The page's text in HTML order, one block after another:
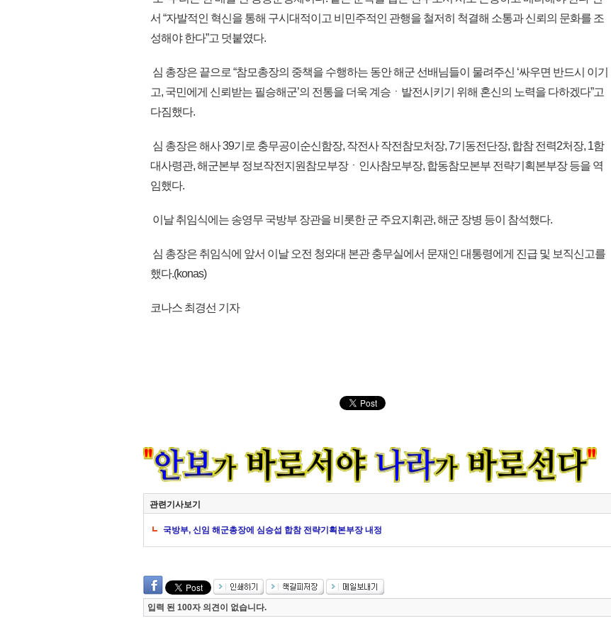
서 “자발적인 혁신을 통해 구시대적이고 비민주적인 관행을 철저히 척결해 소통과 신뢰의 문화를 조
성해야 한다”고 덧붙였다.
심 총장은 끝으로 “참모총장의 중책을 수행하는 동안 해군 선배님들이 물려주신 ‘싸우면 반드시 이기
고, 국민에게 신뢰받는 필승해군’의 전통을 더욱 계승ㆍ발전시키기 위해 혼신의 노력을 다하겠다”고
다짐했다.
심 총장은 해사 39기로 충무공이순신함장, 작전사 작전참모처장, 7기동전단장, 합참 전력2처장, 1함
대사령관, 해군본부 정보작전지원참모부장ㆍ인사참모부장, 합동참모본부 전략기획본부장 등을 역
임했다.
이날 취임식에는 송영무 국방부 장관을 비롯한 군 주요지휘관, 해군 장병 등이 참석했다.
심 총장은 취임식에 앞서 이날 오전 청와대 본관 충무실에서 문재인 대통령에게 진급 및 보직신고를
했다.(konas)
코나스 최경선 기자
관련기사보기
국방부, 신임 해군총장에 심승섭 합참 전략기획본부장 내정
입력 된 100자 의견이 없습니다.